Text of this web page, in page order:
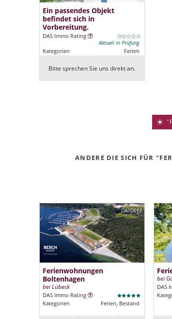
Ein passendes Objekt
befindet sich in
Vorbereitung.
DAS Immo Rating
Aktuell in Prüfung
Kategorien
Ferien
Bitte sprechen Sie uns direkt an.
ANDERE DIE SICH FÜR
DA00613
Ferienwohnungen
Boltenhagen
bei Lübeck
DAS Immo Rating
Kategorien
Ferien, Bestand
bei
DAS